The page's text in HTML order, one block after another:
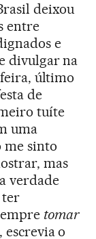
deixou
entre
e
divulgar na
último
de
tuíte
uma
me sinto
mas
verdade
ter
tomar
escrevia o